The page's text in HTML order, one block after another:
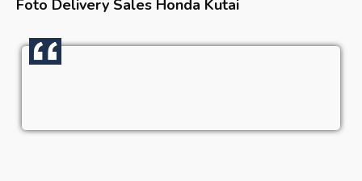
Foto Delivery Sales Honda Kutai